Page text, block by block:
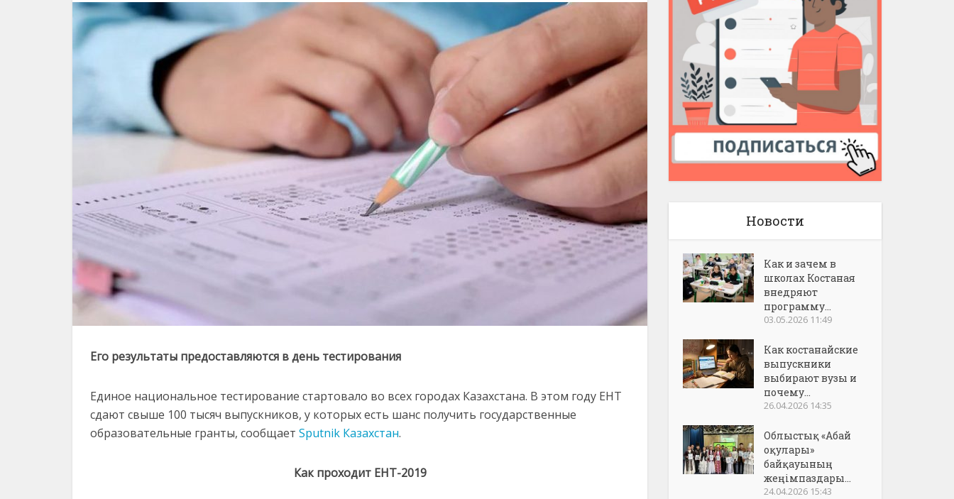
Его результаты предоставляются в день тестирования
Единое национальное тестирование стартовало во всех городах Казахстана. В этом году ЕНТ
сдают свыше 100 тысяч выпускников, у которых есть шанс получить государственные
образовательные гранты, сообщает Sputnik Казахстан.
Как проходит ЕНТ-2019
Новости
Как и зачем в
школах Костаная
внедряют
программу...
03.05.2026 11:49
Как костанайские
выпускники
выбирают вузы и
почему...
26.04.2026 14:35
Облыстық «Абай
оқулары»
байқауының
жеңімпаздары...
24.04.2026 15:43